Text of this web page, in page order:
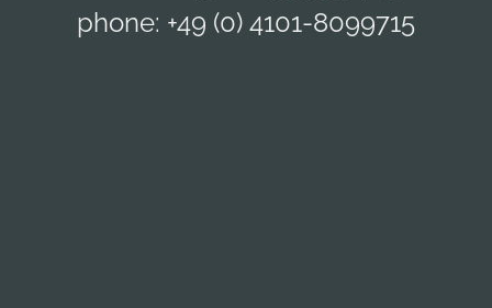
phone: +49 (0) 4101-8099715